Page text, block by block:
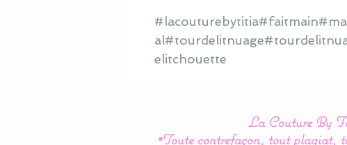
elitchouette
La Couture By
*Toute contrefaçon, tout plagiat,